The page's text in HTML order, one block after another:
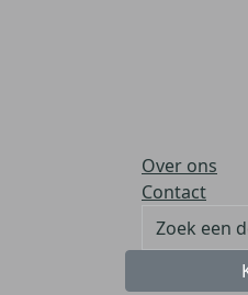
Over ons
Contact